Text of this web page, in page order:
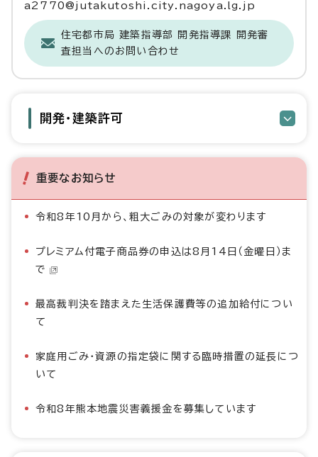
a2770@jutakutoshi.city.nagoya.lg.jp
住宅都市局 建築指導部 開発指導課 開発審
査担当へのお問い合わせ
開発・建築許可
重要なお知らせ
令和8年10月から、粗大ごみの対象が変わります
プレミアム付電子商品券の申込は8月14日（金曜日）ま
で
最高裁判決を踏まえた生活保護費等の追加給付につい
て
家庭用ごみ・資源の指定袋に関する臨時措置の延長につ
いて
令和8年熊本地震災害義援金を募集しています